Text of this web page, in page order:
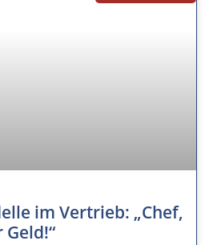
im Vertrieb: „Chef,